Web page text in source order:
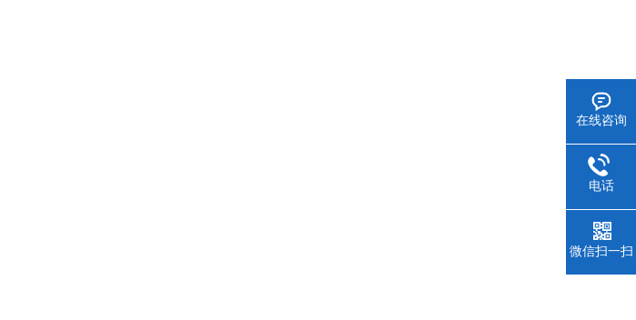
在线咨询
电话
微信扫一扫